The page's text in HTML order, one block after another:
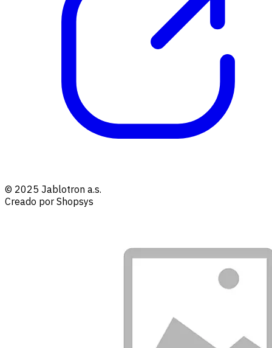
© 2025 Jablotron a.s.
Creado por Shopsys